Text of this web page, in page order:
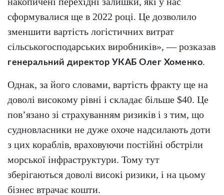
сформувалися ще в 2022 році. Це дозволило
зменшити вартість логістичних витрат
сільськогосподарських виробників», — розказав
генеральний директор УКАБ Олег Хоменко.
Однак, за його словами, вартість фракту ще на
доволі високому рівні і складає більше $40. Це
пов’язано зі страхуванням ризиків і з тим, що
судновласники не дуже охоче надсилають доти
з цих кораблів, враховуючи постійні обстріли
морської інфраструктури. Тому тут
зберігаються доволі високі ризики, і на цьому
бізнес втрачає кошти.